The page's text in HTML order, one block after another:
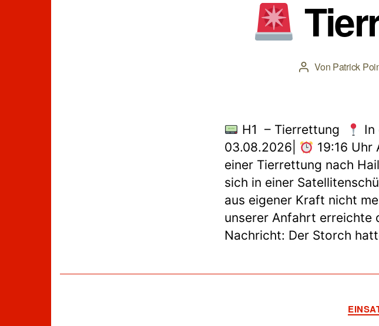
Beitragsautor
Von Patrick
H1 – Tierrettung
In
03.08.2026|
19:16 Uhr
einer Tierrettung nach
sich in einer
aus eigener Kraft nicht
unserer Anfahrt erreichte
Nachricht: Der Storch